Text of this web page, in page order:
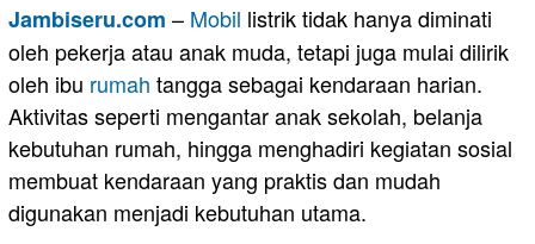
Jambiseru.com – Mobil listrik tidak hanya diminati
oleh pekerja atau anak muda, tetapi juga mulai dilirik
oleh ibu rumah tangga sebagai kendaraan harian.
Aktivitas seperti mengantar anak sekolah, belanja
kebutuhan rumah, hingga menghadiri kegiatan sosial
membuat kendaraan yang praktis dan mudah
digunakan menjadi kebutuhan utama.